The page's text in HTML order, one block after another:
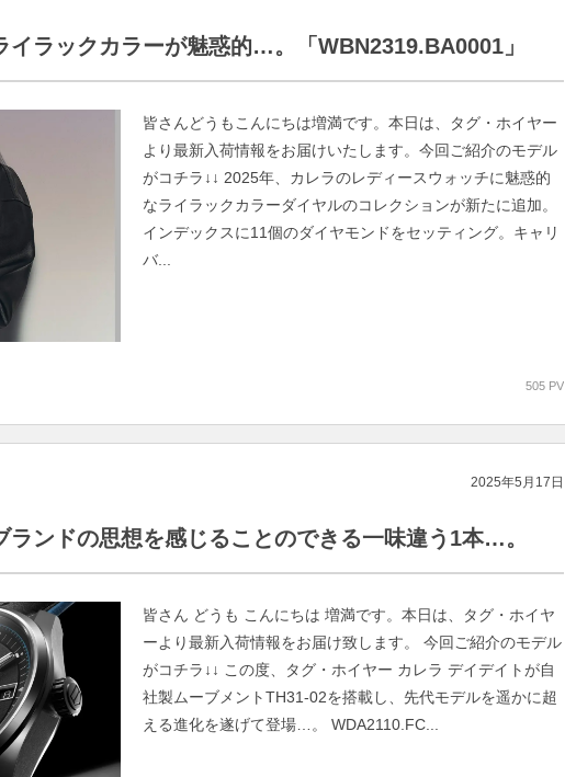
イラックカラーが魅惑的…。「WBN2319.BA0001」
皆さんどうもこんにちは増満です。本日は、タグ・ホイヤー
より最新入荷情報をお届けいたします。今回ご紹介のモデル
がコチラ↓↓ 2025年、カレラのレディースウォッチに魅惑的
なライラックカラーダイヤルのコレクションが新たに追加。
インデックスに11個のダイヤモンドをセッティング。キャリ
バ...
505 PV
2025年5月17日
ランドの思想を感じることのできる一味違う1本…。
皆さん どうも こんにちは 増満です。本日は、タグ・ホイヤ
ーより最新入荷情報をお届け致します。 今回ご紹介のモデル
がコチラ↓↓ この度、タグ・ホイヤー カレラ デイデイトが自
社製ムーブメントTH31-02を搭載し、先代モデルを遥かに超
える進化を遂げて登場…。 WDA2110.FC...